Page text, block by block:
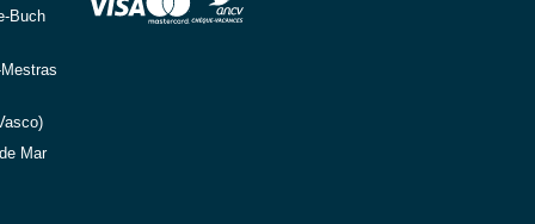
Buch
Mar